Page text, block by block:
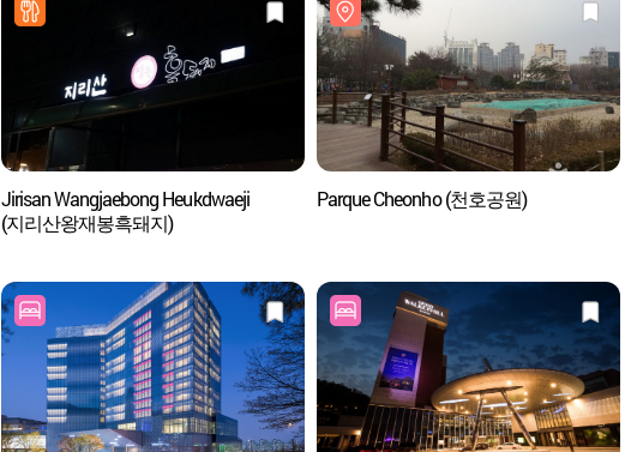
Jirisan Wangjaebong Heukdwaeji
(지리산왕재봉흑돼지)
Parque Cheonho (천호공원)